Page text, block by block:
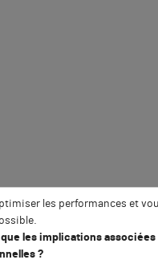
les performances et
les implications associées
?